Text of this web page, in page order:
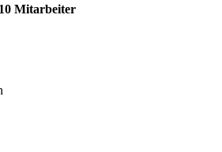
Mitarbeiter